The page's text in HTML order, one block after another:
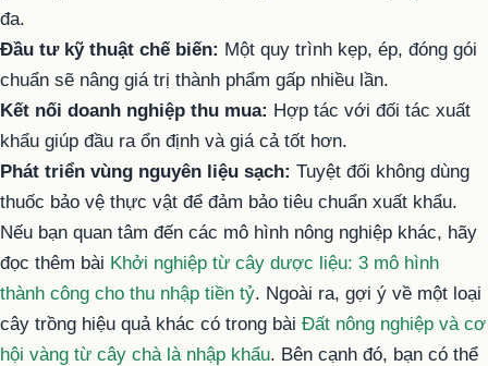
đa.
Đầu tư kỹ thuật chế biến: Một quy trình kẹp, ép, đóng gói
chuẩn sẽ nâng giá trị thành phẩm gấp nhiều lần.
Kết nối doanh nghiệp thu mua: Hợp tác với đối tác xuất
khẩu giúp đầu ra ổn định và giá cả tốt hơn.
Phát triển vùng nguyên liệu sạch: Tuyệt đối không dùng
thuốc bảo vệ thực vật để đảm bảo tiêu chuẩn xuất khẩu.
Nếu bạn quan tâm đến các mô hình nông nghiệp khác, hãy
đọc thêm bài Khởi nghiệp từ cây dược liệu: 3 mô hình
thành công cho thu nhập tiền tỷ. Ngoài ra, gợi ý về một loại
cây trồng hiệu quả khác có trong bài Đất nông nghiệp và cơ
hội vàng từ cây chà là nhập khẩu. Bên cạnh đó, bạn có thể